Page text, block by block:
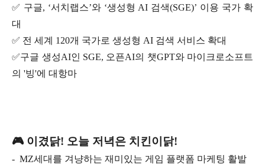
✅ 구글, ‘서치랩스’와 ‘생성형 AI 검색(SGE)’ 이용 국가 확
대
✅ 전 세계 120개 국가로 생성형 AI 검색 서비스 확대
✅구글 생성AI인 SGE, 오픈AI의 챗GPT와 마이크로소프트
의 '빙'에 대항마
🎮 이겼닭! 오늘 저녁은 치킨이닭!
- MZ세대를 겨냥하는 재미있는 게임 플랫폼 마케팅 활발